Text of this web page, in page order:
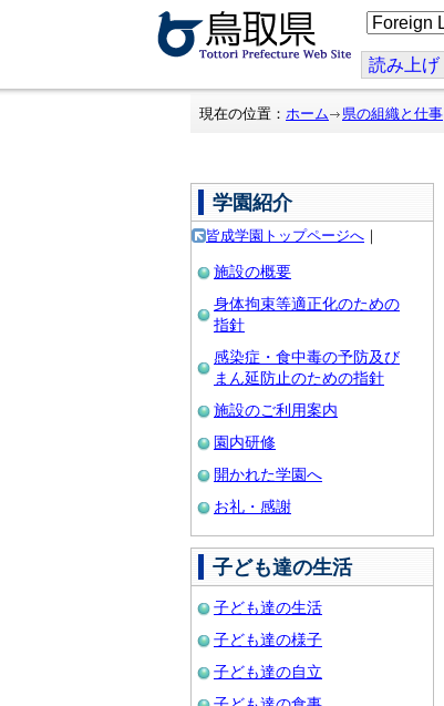
こ
の
ジ
を
翻
読み上げ
現在の位置： ホーム 県の組織と仕事
学園紹介
皆成学園トップページへ ｜
施設の概要
身体拘束等適正化のための
指針
感染症・食中毒の予防及び
まん延防止のための指針
施設のご利用案内
園内研修
開かれた学園へ
お礼・感謝
子ども達の生活
子ども達の生活
子ども達の様子
子ども達の自立